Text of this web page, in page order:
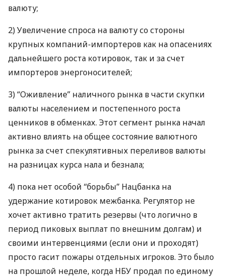
валюту;
2) Увеличение спроса на валюту со стороны
крупных компаний-импортеров как на опасениях
дальнейшего роста котировок, так и за счет
импортеров энергоносителей;
3) “Оживление” наличного рынка в части скупки
валюты населением и постепенного роста
ценников в обменках. Этот сегмент рынка начал
активно влиять на общее состояние валютного
рынка за счет спекулятивных переливов валюты
на разницах курса нала и безнала;
4) пока нет особой “борьбы” Нацбанка на
удержание котировок межбанка. Регулятор не
хочет активно тратить резервы (что логично в
период пиковых выплат по внешним долгам) и
своими интервенциями (если они и проходят)
просто гасит пожары отдельных игроков. Это было
на прошлой неделе, когда НБУ продал по единому